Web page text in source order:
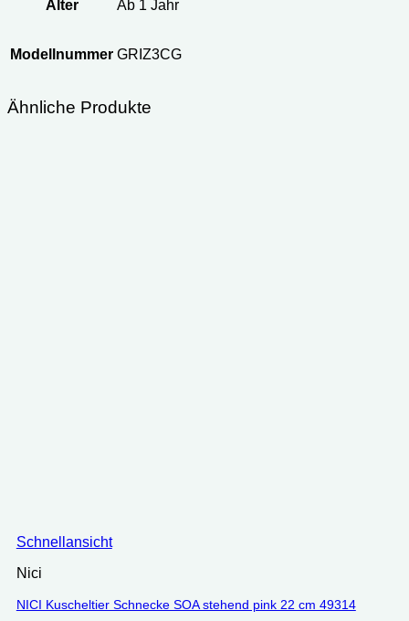
Alter Ab 1 Jahr
Modellnummer GRIZ3CG
Ähnliche Produkte
Schnellansicht
Nici
NICI Kuscheltier Schnecke SOA stehend pink 22 cm 49314